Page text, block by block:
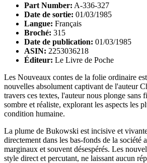
Part Number: A-336-327
Date de sortie: 01/03/1985
Langue: Français
Broché: 315
Date de publication: 01/03/1985
ASIN: 2253036218
Éditeur: Le Livre de Poche
Les Nouveaux contes de la folie ordinaire
nouvelles absolument captivant de l'auteur
travers ces textes, l'auteur nous plonge sans
sombre et réaliste, explorant les aspects les
condition humaine.
La plume de Bukowski est incisive et
directement dans les bas-fonds de la société
marginaux et souvent désespérés. Les
style direct et percutant, ne laissant aucun